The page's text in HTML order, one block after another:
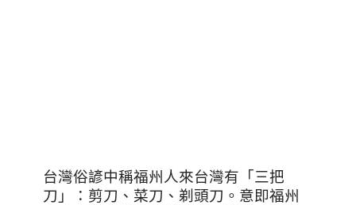
台灣俗諺中稱福州人來台灣有「三把
刀」：剪刀、菜刀、剃頭刀。意即福州